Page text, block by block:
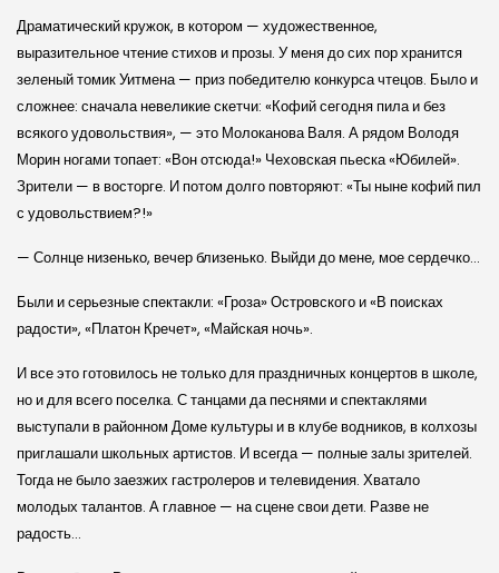
Драматический кружок, в котором — художественное,
выразительное чтение стихов и прозы. У меня до сих пор хранится
зеленый томик Уитмена — приз победителю конкурса чтецов. Было и
сложнее: сначала невеликие скетчи: «Кофий сегодня пила и без
всякого удовольствия», — это Молоканова Валя. А рядом Володя
Морин ногами топает: «Вон отсюда!» Чеховская пьеска «Юбилей».
Зрители — в восторге. И потом долго повторяют: «Ты ныне кофий пил
с удовольствием?!»
— Солнце низенько, вечер близенько. Выйди до мене, мое сердечко…
Были и серьезные спектакли: «Гроза» Островского и «В поисках
радости», «Платон Кречет», «Майская ночь».
И все это готовилось не только для праздничных концертов в школе,
но и для всего поселка. С танцами да песнями и спектаклями
выступали в районном Доме культуры и в клубе водников, в колхозы
приглашали школьных артистов. И всегда — полные залы зрителей.
Тогда не было заезжих гастролеров и телевидения. Хватало
молодых талантов. А главное — на сцене свои дети. Разве не
радость…